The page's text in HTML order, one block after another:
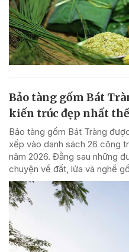
Bảo tàng gốm Bát
kiến trúc đẹp nhất
Bảo tàng gốm Bát Tràng
xếp vào danh sách 26 công
năm 2026. Đằng sau những
chuyện về đất, lửa và nghề